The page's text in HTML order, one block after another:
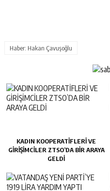
Haber: Hakan Çavuşoğlu
KADIN KOOPERATİFLERİ VE
GİRİŞİMCİLER ZTSO’DA BİR ARAYA
GELDİ